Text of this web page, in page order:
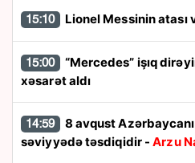
15:10 Lionel Messinin atası
15:00
xəsarət aldı
14:59
səviyyədə təsdiqidir -Arzu